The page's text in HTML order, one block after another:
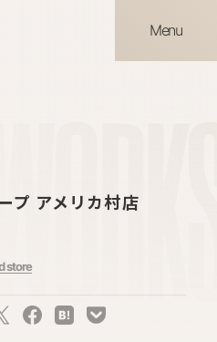
Menu
プ アメリカ村店
store